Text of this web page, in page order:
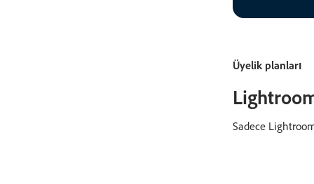
Üyelik planları
Sadece